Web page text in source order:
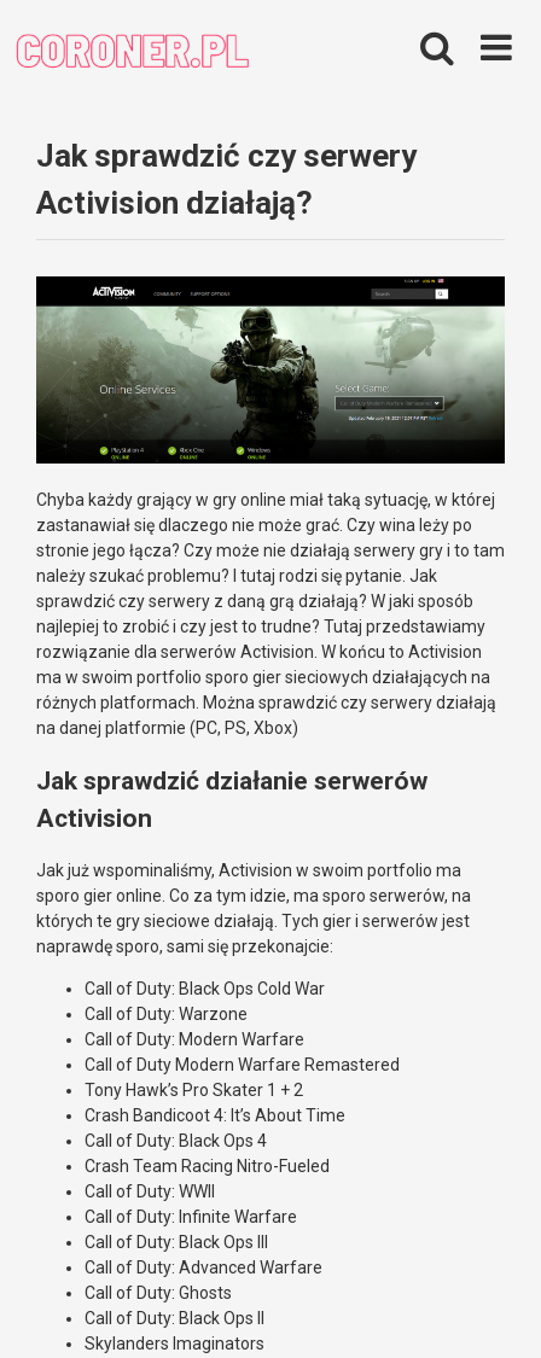
content
Jak sprawdzić czy serwery
Activision działają?
Chyba każdy grający w gry online miał taką sytuację, w której
zastanawiał się dlaczego nie może grać. Czy wina leży po
stronie jego łącza? Czy może nie działają serwery gry i to tam
należy szukać problemu? I tutaj rodzi się pytanie. Jak
sprawdzić czy serwery z daną grą działają? W jaki sposób
najlepiej to zrobić i czy jest to trudne? Tutaj przedstawiamy
rozwiązanie dla serwerów Activision. W końcu to Activision
ma w swoim portfolio sporo gier sieciowych działających na
różnych platformach. Można sprawdzić czy serwery działają
na danej platformie (PC, PS, Xbox)
Jak sprawdzić działanie serwerów
Activision
Jak już wspominaliśmy, Activision w swoim portfolio ma
sporo gier online. Co za tym idzie, ma sporo serwerów, na
których te gry sieciowe działają. Tych gier i serwerów jest
naprawdę sporo, sami się przekonajcie:
Call of Duty: Black Ops Cold War
Call of Duty: Warzone
Call of Duty: Modern Warfare
Call of Duty Modern Warfare Remastered
Tony Hawk’s Pro Skater 1 + 2
Crash Bandicoot 4: It’s About Time
Call of Duty: Black Ops 4
Crash Team Racing Nitro-Fueled
Call of Duty: WWII
Call of Duty: Infinite Warfare
Call of Duty: Black Ops III
Call of Duty: Advanced Warfare
Call of Duty: Ghosts
Call of Duty: Black Ops II
Skylanders Imaginators